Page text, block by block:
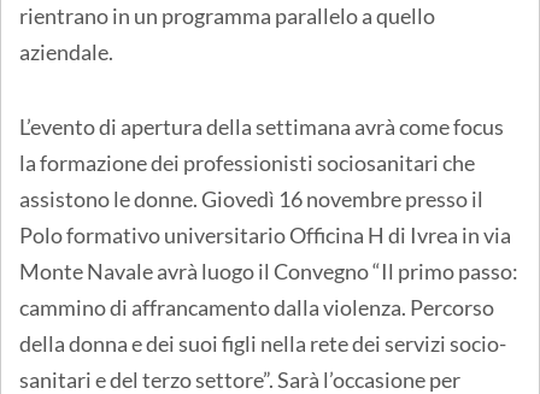
rientrano in un programma parallelo a quello
aziendale.
L’evento di apertura della settimana avrà come focus
la formazione dei professionisti sociosanitari che
assistono le donne. Giovedì 16 novembre presso il
Polo formativo universitario Officina H di Ivrea in via
Monte Navale avrà luogo il Convegno “Il primo passo:
cammino di affrancamento dalla violenza. Percorso
della donna e dei suoi figli nella rete dei servizi socio-
sanitari e del terzo settore”. Sarà l’occasione per